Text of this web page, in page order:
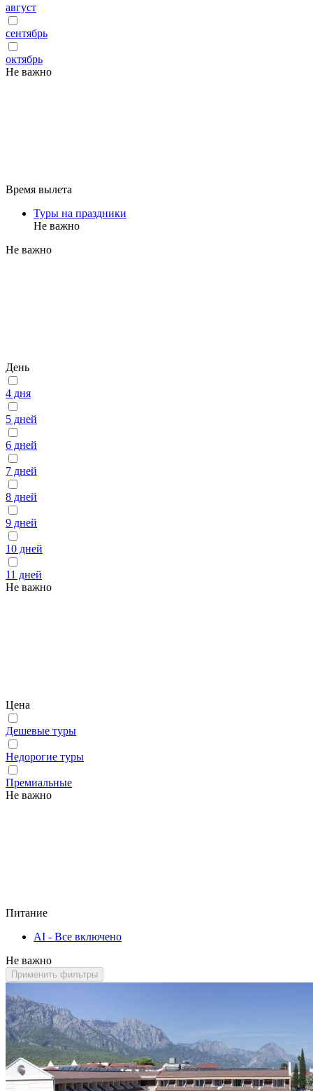
август
сентябрь
октябрь
Не важно
Время вылета
Туры на праздники
Не важно
Не важно
День
4 дня
5 дней
6 дней
7 дней
8 дней
9 дней
10 дней
11 дней
Не важно
Цена
Дешевые туры
Недорогие туры
Премиальные
Не важно
Питание
AI - Все включено
Не важно
Применить фильтры